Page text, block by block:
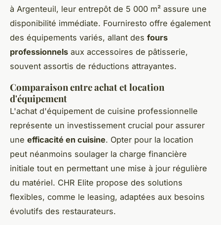
à Argenteuil, leur entrepôt de 5 000 m² assure une
disponibilité immédiate. Fourniresto offre également
des équipements variés, allant des fours
professionnels aux accessoires de pâtisserie,
souvent assortis de réductions attrayantes.
Comparaison entre achat et location
d'équipement
L'achat d'équipement de cuisine professionnelle
représente un investissement crucial pour assurer
une efficacité en cuisine. Opter pour la location
peut néanmoins soulager la charge financière
initiale tout en permettant une mise à jour régulière
du matériel. CHR Elite propose des solutions
flexibles, comme le leasing, adaptées aux besoins
évolutifs des restaurateurs.